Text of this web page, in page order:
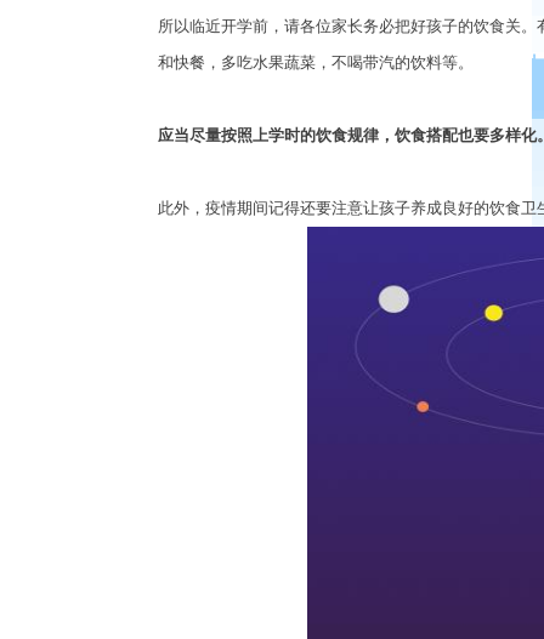
所以临近开学前，请各位家长务必把好孩子的饮食关
和快餐，多吃水果蔬菜，不喝带汽的饮料等。
应当尽量按照上学时的饮食规律，饮食搭配也要多样化
此外，疫情期间记得还要注意让孩子养成良好的饮食卫